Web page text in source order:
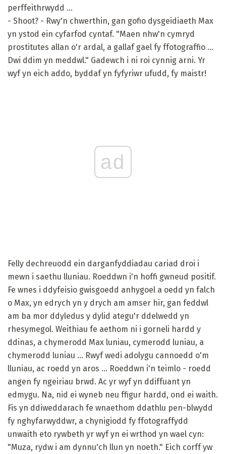
perffeithrwydd ...
- Shoot? - Rwy'n chwerthin, gan gofio dysgeidiaeth Max
yn ystod ein cyfarfod cyntaf. "Maen nhw'n cymryd
prostitutes allan o'r ardal, a gallaf gael fy ffotograffio ...
Dwi ddim yn meddwl." Gadewch i ni roi cynnig arni. Yr
wyf yn eich addo, byddaf yn fyfyriwr ufudd, fy maistr!
ad
Felly dechreuodd ein darganfyddiadau cariad droi i
mewn i saethu lluniau. Roeddwn i'n hoffi gwneud positif.
Fe wnes i ddyfeisio gwisgoedd anhygoel a oedd yn falch
o Max, yn edrych yn y drych am amser hir, gan feddwl
am ba mor ddyledus y dylid ategu'r ddelwedd yn
rhesymegol. Weithiau fe aethom ni i gorneli hardd y
ddinas, a chymerodd Max luniau, cymerodd luniau, a
chymerodd luniau ... Rwyf wedi adolygu cannoedd o'm
lluniau, ac roedd yn aros ... Roeddwn i'n teimlo - roedd
angen fy ngeiriau brwd. Ac yr wyf yn ddiffuant yn
edmygu. Na, nid ei wyneb neu ffigur hardd, ond ei waith.
Fis yn ddiweddarach fe wnaethom ddathlu pen-blwydd
fy nghyfarwyddwr, a chynigiodd fy ffotograffydd
unwaith eto rywbeth yr wyf yn ei wrthod yn wael cyn:
"Muza, rydw i am dynnu'ch llun yn noeth." Eich corff yw